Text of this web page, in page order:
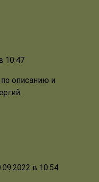
10:47
описанию и
в 10:54